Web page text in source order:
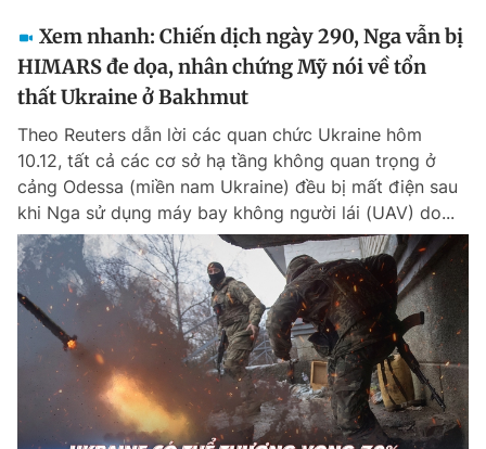
Xem nhanh: Chiến dịch ngày 290, Nga vẫn bị
HIMARS đe dọa, nhân chứng Mỹ nói về tổn
thất Ukraine ở Bakhmut
Theo Reuters dẫn lời các quan chức Ukraine hôm
10.12, tất cả các cơ sở hạ tầng không quan trọng ở
cảng Odessa (miền nam Ukraine) đều bị mất điện sau
khi Nga sử dụng máy bay không người lái (UAV) do...